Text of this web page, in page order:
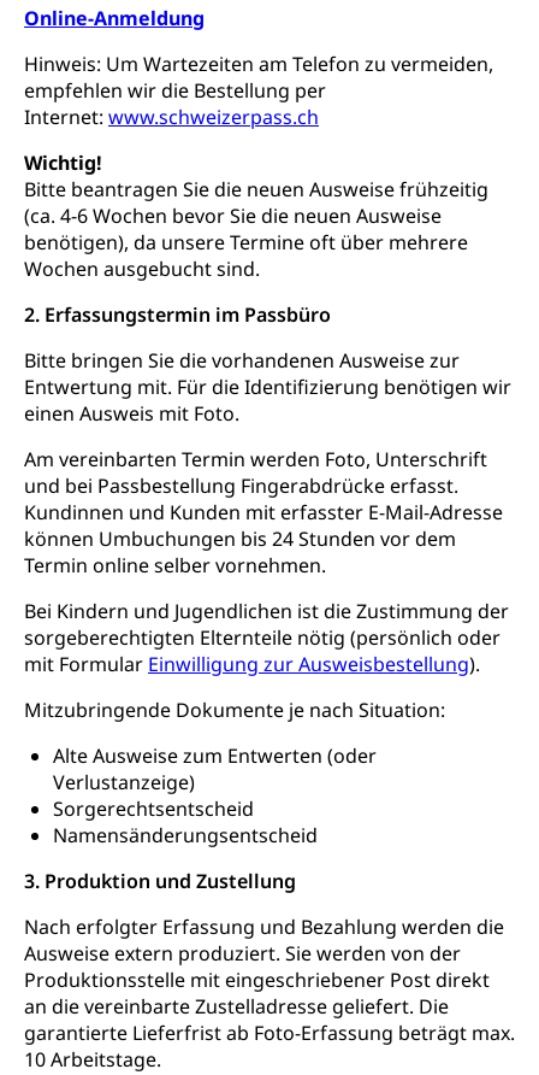
Online-Anmeldung
Hinweis: Um Wartezeiten am Telefon zu vermeiden,
empfehlen wir die Bestellung per
Internet: www.schweizerpass.ch
Wichtig!
Bitte beantragen Sie die neuen Ausweise frühzeitig
(ca. 4-6 Wochen bevor Sie die neuen Ausweise
benötigen), da unsere Termine oft über mehrere
Wochen ausgebucht sind.
2. Erfassungstermin im Passbüro
Bitte bringen Sie die vorhandenen Ausweise zur
Entwertung mit. Für die Identifizierung benötigen wir
einen Ausweis mit Foto.
Am vereinbarten Termin werden Foto, Unterschrift
und bei Passbestellung Fingerabdrücke erfasst.
Kundinnen und Kunden mit erfasster E-Mail-Adresse
können Umbuchungen bis 24 Stunden vor dem
Termin online selber vornehmen.
Bei Kindern und Jugendlichen ist die Zustimmung der
sorgeberechtigten Elternteile nötig (persönlich oder
mit Formular Einwilligung zur Ausweisbestellung).
Mitzubringende Dokumente je nach Situation:
Alte Ausweise zum Entwerten (oder
Verlustanzeige)
Sorgerechtsentscheid
Namensänderungsentscheid
3. Produktion und Zustellung
Nach erfolgter Erfassung und Bezahlung werden die
Ausweise extern produziert. Sie werden von der
Produktionsstelle mit eingeschriebener Post direkt
an die vereinbarte Zustelladresse geliefert. Die
garantierte Lieferfrist ab Foto-Erfassung beträgt max.
10 Arbeitstage.
kulturelles Angebot, Kulturerbe, kulturelles Erbe,
Nachwuchsförderung, Vermittlung, Selektive
Förderung, Kulturausschreibungen, Kulturpreis,
Werkbeitrag, Produktionsbeitrag, Recherche,
Bildende Kunst, Angewandte Kunst, Theater/Tanz,
Musik, Entwicklung, Programmbeiträge,
Filmförderung, Regionale Förderfonds,
Werkankäufe, Kunstankäufe, Kunst und Bau, Schule
und Kultur, Kulturgesuche, Kulturvermittlung
Kulturförderung und Vermittlung
Angebote für Schulklassen
Zentralschweizer Filmförderung
Schiene und öffentlicher Verkehr
Schienenverkehr, Zugverkehr, Bahnverkehr,
Transportmittel, öffentlicher Verkehr
Verkehrsverbund Luzern VVL
Öffentlicher Verkehr Luzern Mobil
Schifffahrt
Schiffsverkehr, Binnenschifffahrt, Seeschifffahrt,
Flussschifffahrt
Autoverkehr, Lastwagenverkehr, Schwerverkehr,
leistungsabhängige Schwerverkehrsabgabe,
Langsamverkehr, Transportmittel, Auto, Motorrad,
Individualverkehr
zentras (Betrieb und Unterhalt LU, OW, NW,
Strassenverkehrsamt
Kantonsstrassen
Persönliches
Geburt, Heirat, Ehe, Partnerschaft, Tod,
Zivilstandsamt, Zivilstandsregiste
Zivilstandswesen
Adoption
Adoptivkind, Adoptiveltern, Adoptionsvermittlung,
Adoptionsverfahren, elterliche Gewalt, elterliche
Sorge